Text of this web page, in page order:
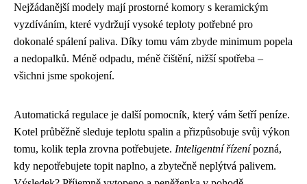
Nejžádanější modely mají prostorné komory s keramickým
vyzdíváním, které vydržují vysoké teploty potřebné pro
dokonalé spálení paliva. Díky tomu vám zbyde minimum popela
a nedopalků. Méně odpadu, méně čištění, nižší spotřeba –
všichni jsme spokojení.
Automatická regulace je další pomocník, který vám šetří peníze.
Kotel průběžně sleduje teplotu spalin a přizpůsobuje svůj výkon
tomu, kolik tepla zrovna potřebujete. Inteligentní řízenípozná,
kdy nepotřebujete topit naplno, a zbytečně neplýtvá palivem.